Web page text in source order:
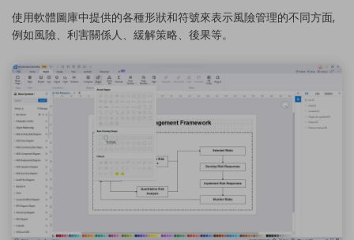
使用軟體圖庫中提供的各種形狀和符號來表示風險管理的不同方面,
例如風險、利害關係人、緩解策略、後果等。